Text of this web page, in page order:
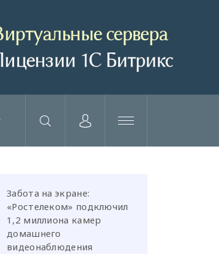
Забота на экране:
«Ростелеком» подключил
1,2 миллиона камер
домашнего
видеонаблюдения